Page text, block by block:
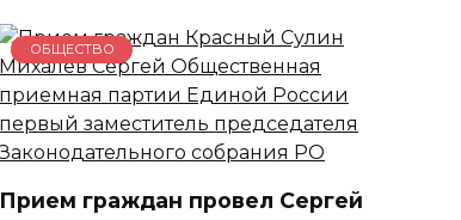
ОБЩЕСТВО
Прием граждан провел Сергей